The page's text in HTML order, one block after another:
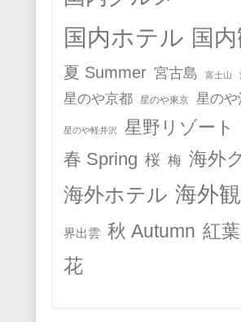
国内ホテル 国
夏 Summer 宮古島 富士山
星のや京都 星のや東京 星のや
星のや軽井沢
星野リゾート
春 Spring 桜 梅 海外
海外ホテル 海外
界出雲 秋 Autumn 紅葉
花